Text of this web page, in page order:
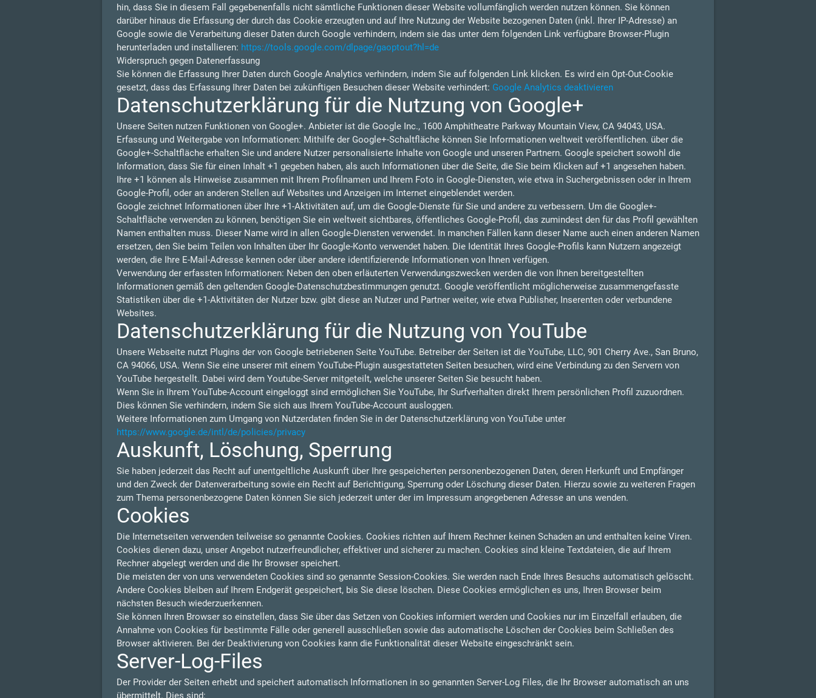
hin, dass Sie in diesem Fall gegebenenfalls nicht sämtliche Funktionen dieser Website vollumfänglich werden nutzen können. Sie können
darüber hinaus die Erfassung der durch das Cookie erzeugten und auf Ihre Nutzung der Website bezogenen Daten (inkl. Ihrer IP-Adresse) an
Google sowie die Verarbeitung dieser Daten durch Google verhindern, indem sie das unter dem folgenden Link verfügbare Browser-Plugin
herunterladen und installieren: https://tools.google.com/dlpage/gaoptout?hl=de
Widerspruch gegen Datenerfassung
Sie können die Erfassung Ihrer Daten durch Google Analytics verhindern, indem Sie auf folgenden Link klicken. Es wird ein Opt-Out-Cookie
gesetzt, dass das Erfassung Ihrer Daten bei zukünftigen Besuchen dieser Website verhindert: Google Analytics deaktivieren
Datenschutzerklärung für die Nutzung von Google+
Unsere Seiten nutzen Funktionen von Google+. Anbieter ist die Google Inc., 1600 Amphitheatre Parkway Mountain View, CA 94043, USA.
Erfassung und Weitergabe von Informationen: Mithilfe der Google+-Schaltfläche können Sie Informationen weltweit veröffentlichen. über die
Google+-Schaltfläche erhalten Sie und andere Nutzer personalisierte Inhalte von Google und unseren Partnern. Google speichert sowohl die
Information, dass Sie für einen Inhalt +1 gegeben haben, als auch Informationen über die Seite, die Sie beim Klicken auf +1 angesehen haben.
Ihre +1 können als Hinweise zusammen mit Ihrem Profilnamen und Ihrem Foto in Google-Diensten, wie etwa in Suchergebnissen oder in Ihrem
Google-Profil, oder an anderen Stellen auf Websites und Anzeigen im Internet eingeblendet werden.
Google zeichnet Informationen über Ihre +1-Aktivitäten auf, um die Google-Dienste für Sie und andere zu verbessern. Um die Google+-
Schaltfläche verwenden zu können, benötigen Sie ein weltweit sichtbares, öffentliches Google-Profil, das zumindest den für das Profil gewählten
Namen enthalten muss. Dieser Name wird in allen Google-Diensten verwendet. In manchen Fällen kann dieser Name auch einen anderen Namen
ersetzen, den Sie beim Teilen von Inhalten über Ihr Google-Konto verwendet haben. Die Identität Ihres Google-Profils kann Nutzern angezeigt
werden, die Ihre E-Mail-Adresse kennen oder über andere identifizierende Informationen von Ihnen verfügen.
Verwendung der erfassten Informationen: Neben den oben erläuterten Verwendungszwecken werden die von Ihnen bereitgestellten
Informationen gemäß den geltenden Google-Datenschutzbestimmungen genutzt. Google veröffentlicht möglicherweise zusammengefasste
Statistiken über die +1-Aktivitäten der Nutzer bzw. gibt diese an Nutzer und Partner weiter, wie etwa Publisher, Inserenten oder verbundene
Websites.
Datenschutzerklärung für die Nutzung von YouTube
Unsere Webseite nutzt Plugins der von Google betriebenen Seite YouTube. Betreiber der Seiten ist die YouTube, LLC, 901 Cherry Ave., San Bruno,
CA 94066, USA. Wenn Sie eine unserer mit einem YouTube-Plugin ausgestatteten Seiten besuchen, wird eine Verbindung zu den Servern von
YouTube hergestellt. Dabei wird dem Youtube-Server mitgeteilt, welche unserer Seiten Sie besucht haben.
Wenn Sie in Ihrem YouTube-Account eingeloggt sind ermöglichen Sie YouTube, Ihr Surfverhalten direkt Ihrem persönlichen Profil zuzuordnen.
Dies können Sie verhindern, indem Sie sich aus Ihrem YouTube-Account ausloggen.
Weitere Informationen zum Umgang von Nutzerdaten finden Sie in der Datenschutzerklärung von YouTube unter
https://www.google.de/intl/de/policies/privacy
Auskunft, Löschung, Sperrung
Sie haben jederzeit das Recht auf unentgeltliche Auskunft über Ihre gespeicherten personenbezogenen Daten, deren Herkunft und Empfänger
und den Zweck der Datenverarbeitung sowie ein Recht auf Berichtigung, Sperrung oder Löschung dieser Daten. Hierzu sowie zu weiteren Fragen
zum Thema personenbezogene Daten können Sie sich jederzeit unter der im Impressum angegebenen Adresse an uns wenden.
Cookies
Die Internetseiten verwenden teilweise so genannte Cookies. Cookies richten auf Ihrem Rechner keinen Schaden an und enthalten keine Viren.
Cookies dienen dazu, unser Angebot nutzerfreundlicher, effektiver und sicherer zu machen. Cookies sind kleine Textdateien, die auf Ihrem
Rechner abgelegt werden und die Ihr Browser speichert.
Die meisten der von uns verwendeten Cookies sind so genannte Session-Cookies. Sie werden nach Ende Ihres Besuchs automatisch gelöscht.
Andere Cookies bleiben auf Ihrem Endgerät gespeichert, bis Sie diese löschen. Diese Cookies ermöglichen es uns, Ihren Browser beim
nächsten Besuch wiederzuerkennen.
Sie können Ihren Browser so einstellen, dass Sie über das Setzen von Cookies informiert werden und Cookies nur im Einzelfall erlauben, die
Annahme von Cookies für bestimmte Fälle oder generell ausschließen sowie das automatische Löschen der Cookies beim Schließen des
Browser aktivieren. Bei der Deaktivierung von Cookies kann die Funktionalität dieser Website eingeschränkt sein.
Server-Log-Files
Der Provider der Seiten erhebt und speichert automatisch Informationen in so genannten Server-Log Files, die Ihr Browser automatisch an uns
übermittelt. Dies sind: